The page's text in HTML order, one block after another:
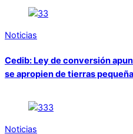
Noticias
Cedib: Ley de conversión
se apropien de tierras
Noticias